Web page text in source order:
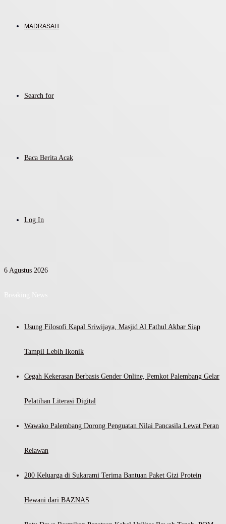
MADRASAH
Search for
Baca Berita Acak
Log In
6 Agustus 2026
Breaking News
Usung Filosofi Kapal Sriwijaya, Masjid Al Fathul Akbar Siap
Tampil Lebih Ikonik
Cegah Kekerasan Berbasis Gender Online, Pemkot Palembang Gelar
Pelatihan Literasi Digital
Wawako Palembang Dorong Penguatan Nilai Pancasila Lewat Peran
Relawan
200 Keluarga di Sukarami Terima Bantuan Paket Gizi Protein
Hewani dari BAZNAS